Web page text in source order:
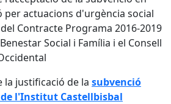
per actuacions d'urgència social
Contracte Programa 2016-2019
Social i Família i el Consell
la justificació de la subvenció
de l'Institut Castellbisbal